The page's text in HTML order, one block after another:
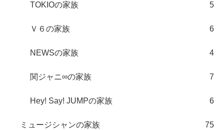
TOKIOの家族 5
Ｖ６の家族 6
NEWSの家族 4
関ジャニ∞の家族 7
Hey! Say! JUMPの家族 6
ミュージシャンの家族 75